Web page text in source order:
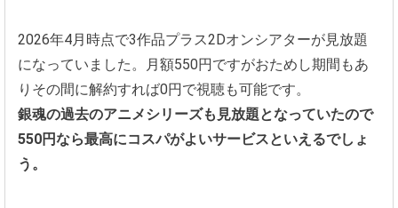
2026年4月時点で3作品プラス2Dオンシアターが見放題
になっていました。月額550円ですがおためし期間もあ
りその間に解約すれば0円で視聴も可能です。
銀魂の過去のアニメシリーズも見放題となっていたので
550円なら最高にコスパがよいサービスといえるでしょ
う。